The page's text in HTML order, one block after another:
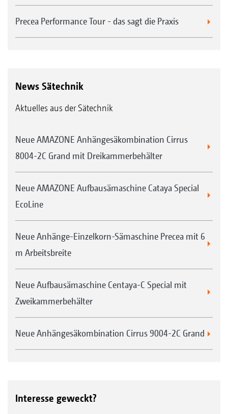
Precea Performance Tour - das sagt die Praxis
News Sätechnik
Aktuelles aus der Sätechnik
Neue AMAZONE Anhängesäkombination Cirrus
8004-2C Grand mit Dreikammerbehälter
Neue AMAZONE Aufbausämaschine Cataya Special
EcoLine
Neue Anhänge-Einzelkorn-Sämaschine Precea mit 6
m Arbeitsbreite
Neue Aufbausämaschine Centaya-C Special mit
Zweikammerbehälter
Neue Anhängesäkombination Cirrus 9004-2C Grand
Interesse geweckt?